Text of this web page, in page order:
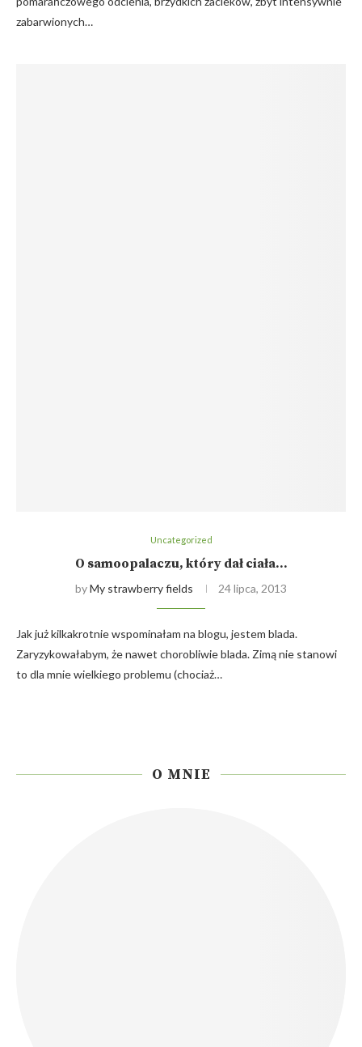
zabarwionych…
Uncategorized
O samoopalaczu, który dał ciała…
byMy strawberry fields 24 lipca, 2013
Jak już kilkakrotnie wspominałam na blogu, jestem blada.
Zaryzykowałabym, że nawet chorobliwie blada. Zimą nie stanowi
to dla mnie wielkiego problemu (chociaż…
O MNIE